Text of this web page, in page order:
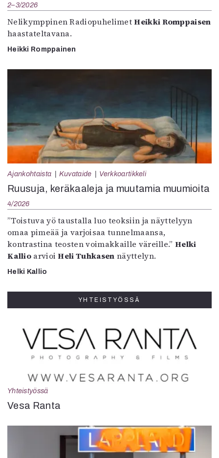
2–3/2026
Nelikymppinen RadiopuhelimetHeikki Romppaisen
haastateltavana.
Heikki Romppainen
Ajankohtaista Kuvataide Verkkoartikkeli
Ruusuja, keräkaaleja ja muutamia muumioita
4/2026
”Toistuva yö taustalla luo teoksiin ja näyttelyyn
omaa pimeää ja varjoisaa tunnelmaansa,
kontrastina teosten voimakkaille väreille.”Helki
KallioarvioiHeli Tuhkasen näyttelyn.
Helki Kallio
YHTEISTYÖSSÄ
Yhteistyössä
Vesa Ranta